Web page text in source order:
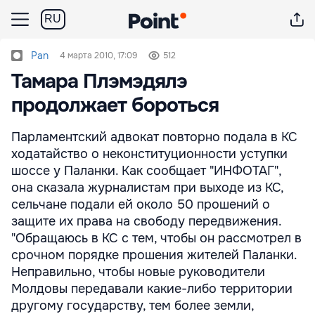
RU
Pan 4 марта 2010, 17:09 512
Тамара Плэмэдялэ
продолжает бороться
Парламентский адвокат повторно подала в КС
ходатайство о неконституционности уступки
шоссе у Паланки. Как сообщает "ИНФОТАГ",
она сказала журналистам при выходе из КС,
сельчане подали ей около 50 прошений о
защите их права на свободу передвижения.
"Обращаюсь в КС с тем, чтобы он рассмотрел в
срочном порядке прошения жителей Паланки.
Неправильно, чтобы новые руководители
Молдовы передавали какие-либо территории
другому государству, тем более земли,